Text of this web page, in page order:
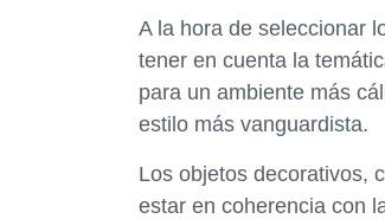
A la hora de seleccionar
tener en cuenta la
para un ambiente más
estilo más vanguardista.
Los objetos decorativos,
estar en coherencia con